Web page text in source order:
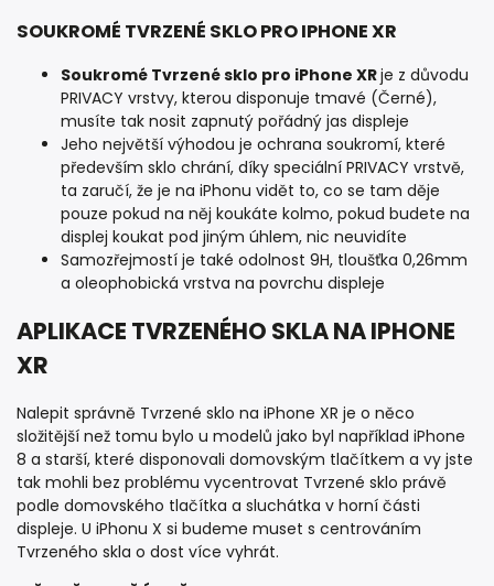
SOUKROMÉ TVRZENÉ SKLO PRO IPHONE XR
Soukromé Tvrzené sklo pro iPhone XRje z důvodu
PRIVACY vrstvy, kterou disponuje tmavé (Černé),
musíte tak nosit zapnutý pořádný jas displeje
Jeho největší výhodou je ochrana soukromí, které
především sklo chrání, díky speciální PRIVACY vrstvě,
ta zaručí, že je na iPhonu vidět to, co se tam děje
pouze pokud na něj koukáte kolmo, pokud budete na
displej koukat pod jiným úhlem, nic neuvidíte
Samozřejmostí je také odolnost 9H, tloušťka 0,26mm
a oleophobická vrstva na povrchu displeje
APLIKACE TVRZENÉHO SKLA NA IPHONE
XR
Nalepit správně Tvrzené sklo na iPhone XR je o něco
složitější než tomu bylo u modelů jako byl například iPhone
8 a starší, které disponovali domovským tlačítkem a vy jste
tak mohli bez problému vycentrovat Tvrzené sklo právě
podle domovského tlačítka a sluchátka v horní části
displeje. U iPhonu X si budeme muset s centrováním
Tvrzeného skla o dost více vyhrát.